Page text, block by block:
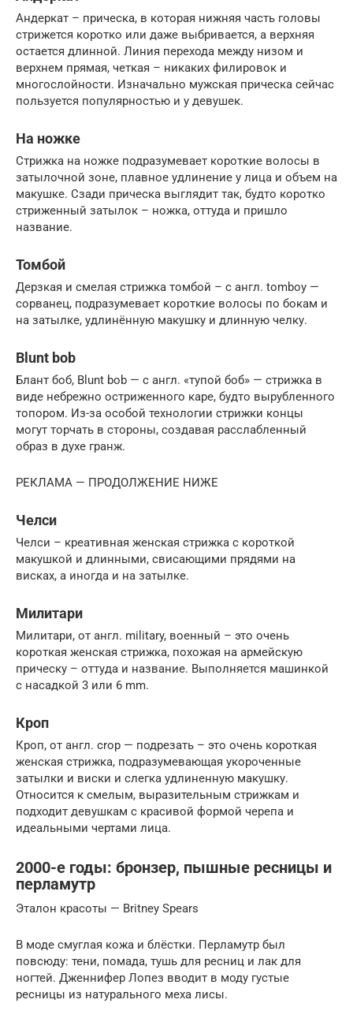
Андеркат – прическа, в которая нижняя часть головы
стрижется коротко или даже выбривается, а верхняя
остается длинной. Линия перехода между низом и
верхнем прямая, четкая – никаких филировок и
многослойности. Изначально мужская прическа сейчас
пользуется популярностью и у девушек.
На ножке
Стрижка на ножке подразумевает короткие волосы в
затылочной зоне, плавное удлинение у лица и объем на
макушке. Сзади прическа выглядит так, будто коротко
стриженный затылок – ножка, оттуда и пришло
название.
Томбой
Дерзкая и смелая стрижка томбой – с англ. tomboy —
сорванец, подразумевает короткие волосы по бокам и
на затылке, удлинённую макушку и длинную челку.
Blunt bob
Блант боб, Blunt bob — с англ. «тупой боб» — стрижка в
виде небрежно остриженного каре, будто вырубленного
топором. Из-за особой технологии стрижки концы
могут торчать в стороны, создавая расслабленный
образ в духе гранж.
РЕКЛАМА — ПРОДОЛЖЕНИЕ НИЖЕ
Челси
Челси – креативная женская стрижка с короткой
макушкой и длинными, свисающими прядями на
висках, а иногда и на затылке.
Милитари
Милитари, от англ. military, военный – это очень
короткая женская стрижка, похожая на армейскую
прическу – оттуда и название. Выполняется машинкой
с насадкой 3 или 6 mm.
Кроп
Кроп, от англ. crop — подрезать – это очень короткая
женская стрижка, подразумевающая укороченные
затылки и виски и слегка удлиненную макушку.
Относится к смелым, выразительным стрижкам и
подходит девушкам с красивой формой черепа и
идеальными чертами лица.
2000-е годы: бронзер, пышные ресницы и
перламутр
Эталон красоты — Britney Spears
В моде смуглая кожа и блёстки. Перламутр был
повсюду: тени, помада, тушь для ресниц и лак для
ногтей. Дженнифер Лопез вводит в моду густые
ресницы из натурального меха лисы.